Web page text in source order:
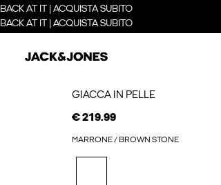
BACK AT IT | ACQUISTA SUBITO
BACK AT IT | ACQUISTA SUBITO
GIACCA IN PELLE
€ 219.99
MARRONE / BROWN STONE